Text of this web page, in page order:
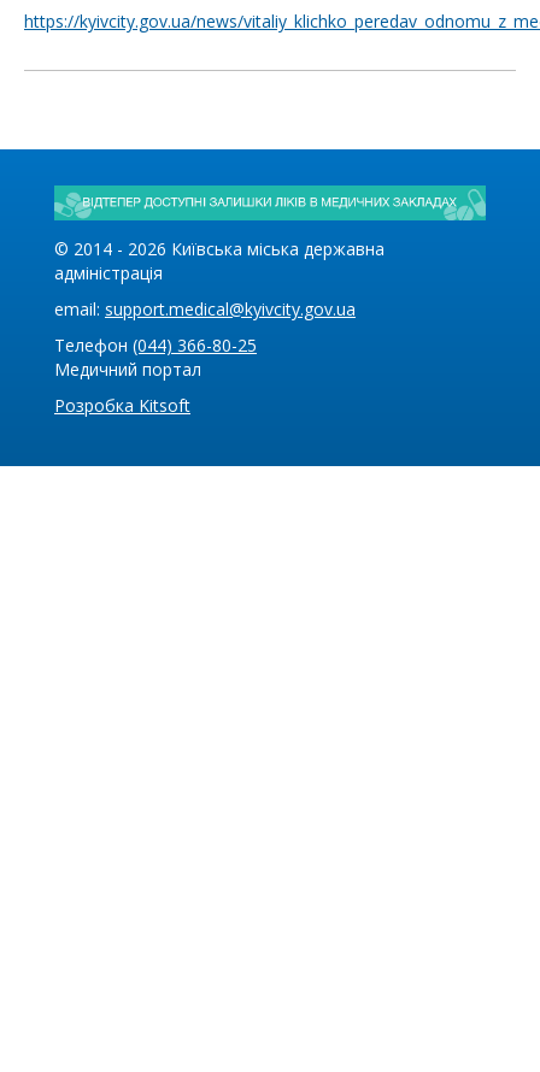
https://kyivcity.gov.ua/news/
© 2014 - 2026 Київська міська державна
адміністрація
email: support.medical@kyivcity.gov.ua
Телефон (044) 366-80-25
Медичний портал
Розробка Kitsoft